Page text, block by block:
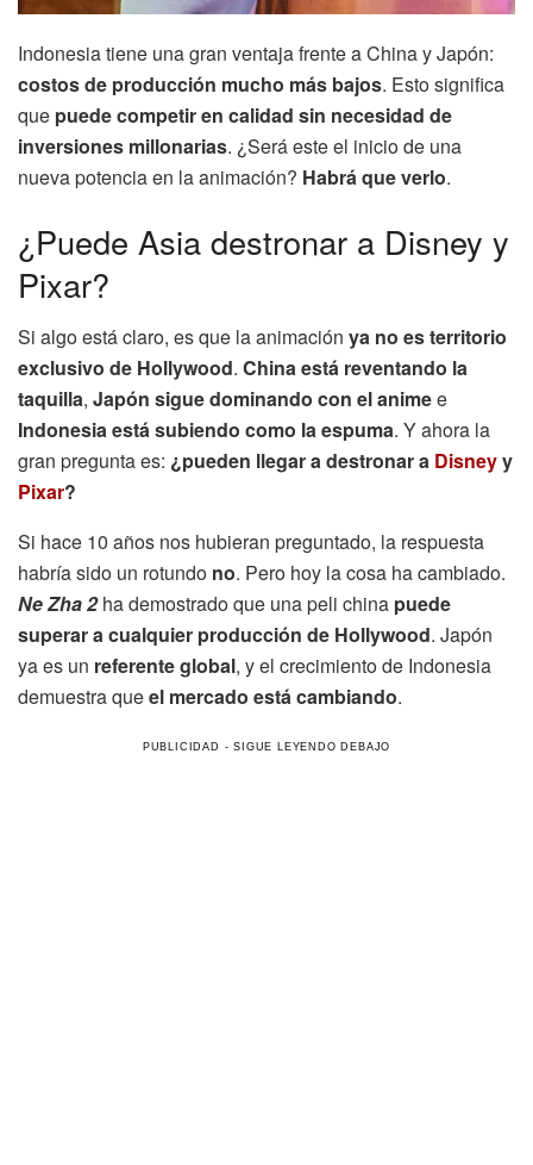
Indonesia tiene una gran ventaja frente a China y Japón:
costos de producción mucho más bajos. Esto significa
que puede competir en calidad sin necesidad de
inversiones millonarias. ¿Será este el inicio de una
nueva potencia en la animación? Habrá que verlo.
¿Puede Asia destronar a Disney y
Pixar?
Si algo está claro, es que la animación ya no es territorio
exclusivo de Hollywood. China está reventando la
taquilla, Japón sigue dominando con el animee
Indonesia está subiendo como la espuma. Y ahora la
gran pregunta es: ¿pueden llegar a destronar a Disneyy
Pixar?
Si hace 10 años nos hubieran preguntado, la respuesta
habría sido un rotundo no. Pero hoy la cosa ha cambiado.
Ne Zha 2ha demostrado que una peli china puede
superar a cualquier producción de Hollywood. Japón
ya es un referente global, y el crecimiento de Indonesia
demuestra queel mercado está cambiando.